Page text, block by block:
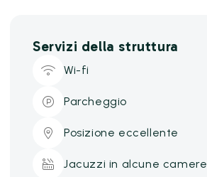
Servizi della struttura
Wi-fi
Parcheggio
Posizione eccellente
Jacuzzi in alcune camere